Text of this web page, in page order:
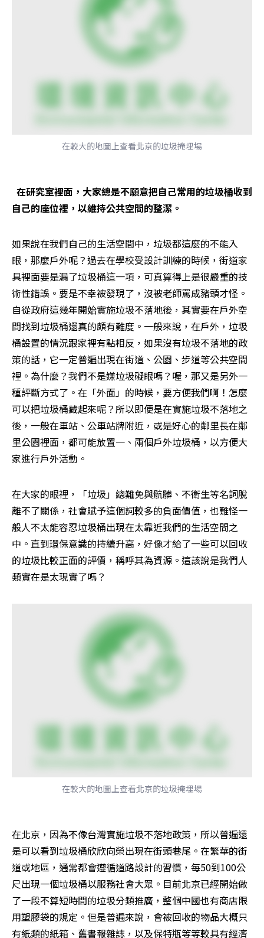
在較大的地圖上查看北京的垃圾掩埋場
在研究室裡面，大家總是不願意把自己常用的垃圾桶收到
自己的座位裡，以維持公共空間的整潔。
如果說在我們自己的生活空間中，垃圾都這麼的不能入
眼，那麼戶外呢？過去在學校受設計訓練的時候，街道家
具裡面要是漏了垃圾桶這一項，可真算得上是很嚴重的技
術性錯誤。要是不幸被發現了，沒被老師罵成豬頭才怪。
自從政府這幾年開始實施垃圾不落地後，其實要在戶外空
間找到垃圾桶還真的頗有難度。一般來說，在戶外，垃圾
桶設置的情況跟家裡有點相反，如果沒有垃圾不落地的政
策的話，它一定普遍出現在街道、公園、步道等公共空間
裡。為什麼？我們不是嫌垃圾礙眼嗎？喔，那又是另外一
種評斷方式了。在「外面」的時候，要方便我們啊！怎麼
可以把垃圾桶藏起來呢？所以即便是在實施垃圾不落地之
後，一般在車站、公車站牌附近，或是好心的鄰里長在鄰
里公園裡面，都可能放置一、兩個戶外垃圾桶，以方便大
家進行戶外活動。
在大家的眼裡，「垃圾」總難免與骯髒、不衛生等名詞脫
離不了關係，社會賦予這個詞較多的負面價值，也難怪一
般人不太能容忍垃圾桶出現在太靠近我們的生活空間之
中。直到環保意識的持續升高，好像才給了一些可以回收
的垃圾比較正面的評價，稱呼其為資源。這該說是我們人
類實在是太現實了嗎？
在較大的地圖上查看北京的垃圾掩埋場
在北京，因為不像台灣實施垃圾不落地政策，所以普遍還
是可以看到垃圾桶欣欣向榮出現在街頭巷尾。在繁華的街
道或地區，通常都會遵循道路設計的習慣，每50到100公
尺出現一個垃圾桶以服務社會大眾。目前北京已經開始做
了一段不算短時間的垃圾分類推廣，整個中國也有商店限
用塑膠袋的規定。但是普遍來說，會被回收的物品大概只
有紙類的紙箱、舊書報雜誌，以及保特瓶等等較具有經濟